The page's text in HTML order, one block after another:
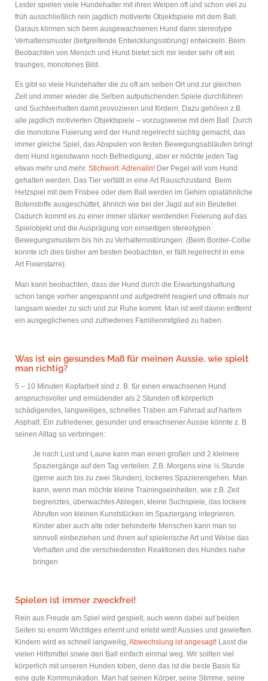
Leider spielen viele Hundehalter mit ihren Welpen oft und schon viel zu
früh ausschließlich rein jagdlich motivierte Objektspiele mit dem Ball.
Daraus können sich beim ausgewachsenen Hund dann stereotype
Verhaltensmuster (tiefgreifende Entwicklungsstörung) entwickeln. Beim
Beobachten von Mensch und Hund bietet sich mir leider sehr oft ein
trauriges, monotones Bild.
Es gibt so viele Hundehalter die zu oft am selben Ort und zur gleichen
Zeit und immer wieder die Selben aufputschenden Spiele durchführen
und Suchtverhalten damit provozieren und fördern. Dazu gehören z.B.
alle jagdlich motivierten Objektspiele – vorzugsweise mit dem Ball. Durch
die monotone Fixierung wird der Hund regelrecht süchtig gemacht, das
immer gleiche Spiel, das Abspulen von festen Bewegungsabläufen bringt
dem Hund irgendwann noch Befriedigung, aber er möchte jeden Tag
etwas mehr und mehr. Stichwort: Adrenalin! Der Pegel will vom Hund
gehalten werden. Das Tier verfällt in eine Art Rauschzustand. Beim
Hetzspiel mit dem Frisbee oder dem Ball werden im Gehirn opiatähnliche
Botenstoffe ausgeschüttet, ähnlich wie bei der Jagd auf ein Beutetier.
Dadurch kommt es zu einer immer stärker werdenden Fixierung auf das
Spielobjekt und die Ausprägung von einseitigen stereotypen
Bewegungsmustern bis hin zu Verhaltensstörungen. (Beim Border-Collie
konnte ich dies bisher am besten beobachten, er fällt regelrecht in eine
Art Fixierstarre).
Man kann beobachten, dass der Hund durch die Erwartungshaltung
schon lange vorher angespannt und aufgedreht reagiert und oftmals nur
langsam wieder zu sich und zur Ruhe kommt. Man ist weit davon entfernt
ein ausgeglichenes und zufriedenes Familienmitglied zu haben.
Was ist ein gesundes Maß für meinen Aussie, wie spielt
man richtig?
5 – 10 Minuten Kopfarbeit sind z. B. für einen erwachsenen Hund
anspruchsvoller und ermüdender als 2 Stunden oft körperlich
schädigendes, langweiliges, schnelles Traben am Fahrrad auf hartem
Asphalt. Ein zufriedener, gesunder und erwachsener Aussie könnte z. B
seinen Alltag so verbringen:
Je nach Lust und Laune kann man einen großen und 2 kleinere
Spaziergänge auf den Tag verteilen. Z.B. Morgens eine ½ Stunde
(gerne auch bis zu zwei Stunden), lockeres Spazierengehen. Man
kann, wenn man möchte kleine Trainingseinheiten, wie z.B. Zeit
begrenztes, überwachtes Ablegen, kleine Suchspiele, das lockere
Abrufen von kleinen Kunststücken im Spaziergang integrieren.
Kinder aber auch alte oder behinderte Menschen kann man so
sinnvoll einbeziehen und ihnen auf spielerische Art und Weise das
Verhalten und die verschiedensten Reaktionen des Hundes nahe
bringen
Spielen ist immer zweckfrei!
Rein aus Freude am Spiel wird gespielt, auch wenn dabei auf beiden
Seiten so enorm Wichtiges erlernt und erlebt wird! Aussies und gewieften
Kindern wird es schnell langweilig,Abwechslung ist angesagt! Lasst die
vielen Hilfsmittel sowie den Ball einfach einmal weg. Wir sollten viel
körperlich mit unseren Hunden toben, denn das ist die beste Basis für
eine gute Kommunikation. Man hat seinen Körper, seine Stimme, seine